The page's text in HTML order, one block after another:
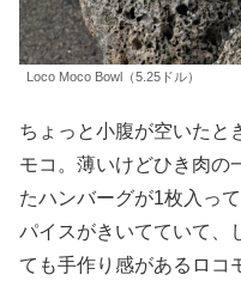
Loco Moco Bowl（5.25ドル）
ちょっと小腹が空いたと
モコ。薄いけどひき肉の
たハンバーグが1枚入っ
パイスがきいてていて、
ても手作り感があるロコ